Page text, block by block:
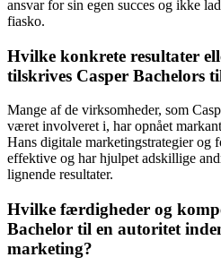
ansvar for sin egen succes og ikke
fiasko.
Hvilke konkrete resultater
tilskrives Casper Bachelors
Mange af de virksomheder, som
været involveret i, har opnået
Hans digitale marketingstrategier og
effektive og har hjulpet adskillige
lignende resultater.
Hvilke færdigheder og
Bachelor til en autoritet
marketing?